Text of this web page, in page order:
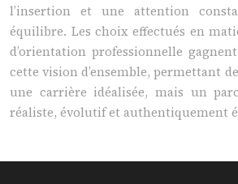
l’insertion et une attention
équilibre. Les choix effectués en
d’orientation professionnelle
cette vision d’ensemble, permettant
une carrière idéalisée, mais un
réaliste, évolutif et authentiquement